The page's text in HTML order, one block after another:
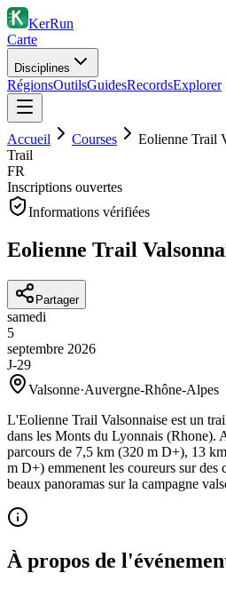
KerRun
Carte
Disciplines
RégionsOutilsGuidesRecordsExplorer
Accueil Courses
Eolienne Trail
Trail
FR
Inscriptions ouvertes
Informations vérifiées
Eolienne Trail
Partager
samedi
5
septembre 2026
J-29
Valsonne·Auvergne-Rhône-Alpes
L'Eolienne Trail Valsonnaise est un
dans les Monts du Lyonnais (Rhone).
parcours de 7,5 km (320 m D+), 13
m D+) emmenent les coureurs sur des
beaux panoramas sur la campagne
À propos de